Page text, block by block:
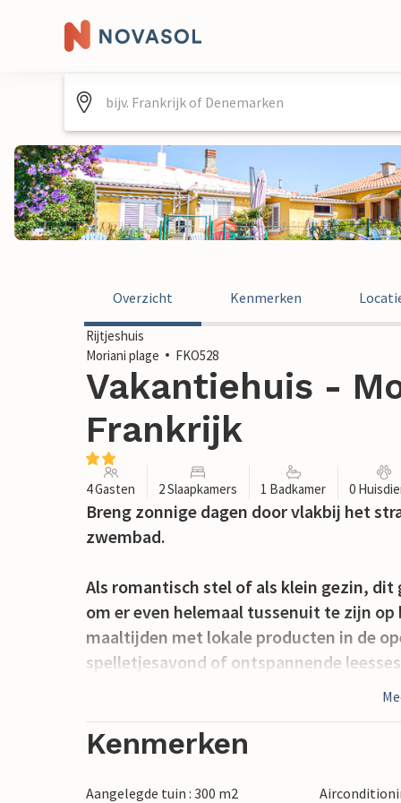
Overzicht Kenmerken
Rijtjeshuis
Moriani plage
FKO528
Vakantiehuis -
Frankrijk
4 Gasten 2 Slaapkamers 1 Badkamer 0
Breng zonnige dagen door vlakbij het
zwembad.
Als romantisch stel of als klein gezin,
om er even helemaal tussenuit te zijn
maaltijden met lokale producten in de
spelletjesavond of ontspannende
buitenlucht. Na een ontspannen ontbijt
de zwoele zomeravonden met wijn en
Kenmerken
Aangelegde tuin : 300 m2